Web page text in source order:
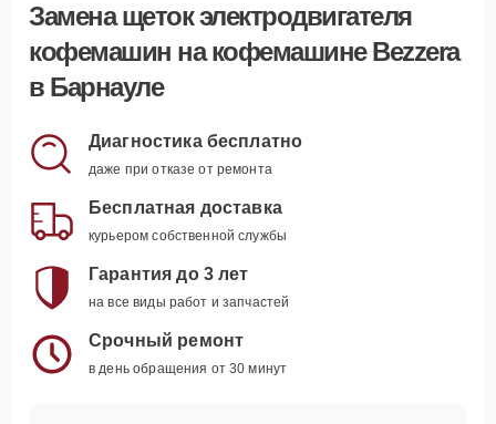
Замена щеток электродвигателя
кофемашин на кофемашине Bezzera
в Барнауле
Диагностика бесплатно
даже при отказе от ремонта
Бесплатная доставка
курьером собственной службы
Гарантия до 3 лет
на все виды работ и запчастей
Срочный ремонт
в день обращения от 30 минут